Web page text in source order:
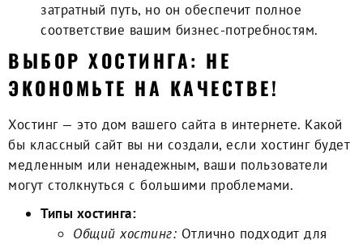
затратный путь, но он обеспечит полное
соответствие вашим бизнес-потребностям.
ВЫБОР ХОСТИНГА: НЕ
ЭКОНОМЬТЕ НА КАЧЕСТВЕ!
Хостинг — это дом вашего сайта в интернете. Какой
бы классный сайт вы ни создали, если хостинг будет
медленным или ненадежным, ваши пользователи
могут столкнуться с большими проблемами.
Типы хостинга:
Общий хостинг: Отлично подходит для